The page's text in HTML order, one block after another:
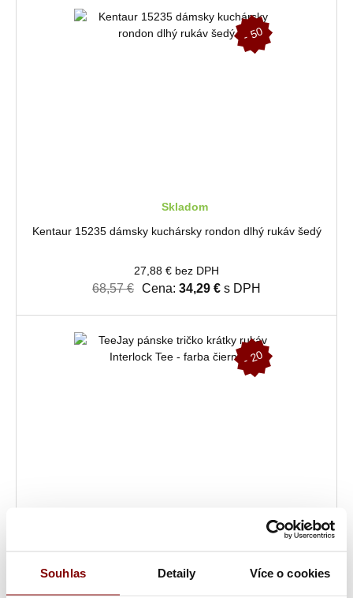
Souhlas Detaily Více o cookies
-
5
0
Skladom
Kentaur 15235 dámsky kuchársky rondon dlhý rukáv šedý
27,88 € bez DPH
68,57 € Cena: 34,29 € s DPH
-
2
0
čierna